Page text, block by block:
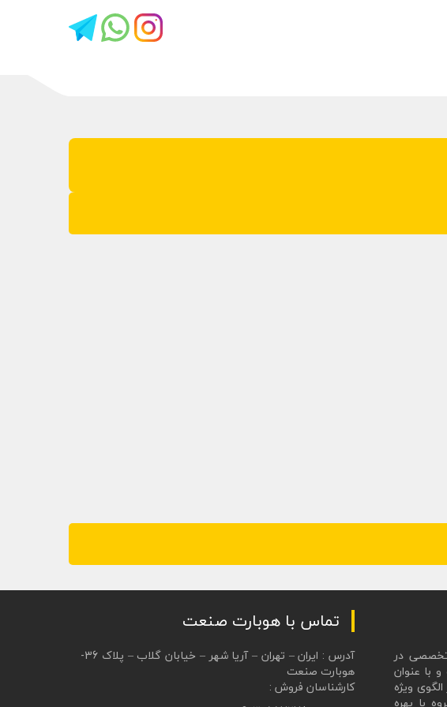
در
گردیده و با عنوان
ویژه
با بهره
تماس با هوبارت صنعت
آدرس : ایران – تهران – آریا شهر – خیابان گلاب – پلاک 36-
هوبارت صنعت
کارشناسان فروش :